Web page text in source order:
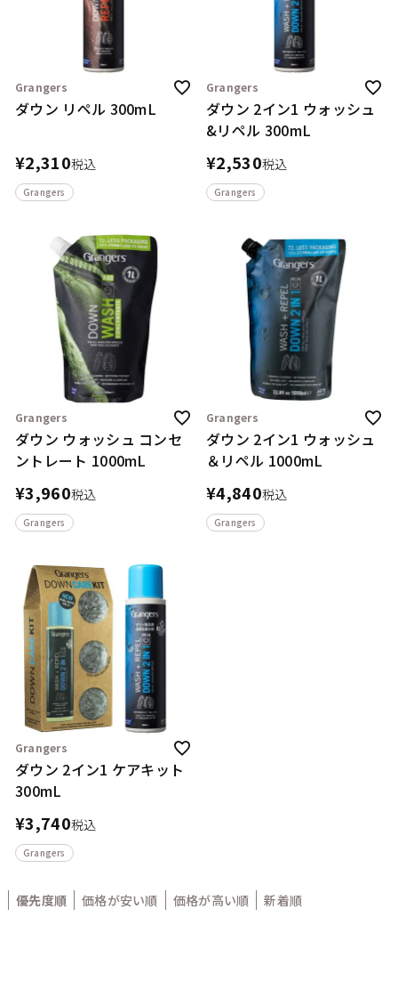
Grangers
ダウン リペル 300mL
¥2,310税込
Grangers
Grangers
ダウン 2イン1 ウォッシュ
&リペル 300mL
¥2,530税込
Grangers
Grangers
ダウン ウォッシュ コンセ
ントレート 1000mL
¥3,960税込
Grangers
Grangers
ダウン 2イン1 ウォッシュ
＆リペル 1000mL
¥4,840税込
Grangers
Grangers
ダウン 2イン1 ケアキット
300mL
¥3,740税込
Grangers
優先度順 価格が安い順 価格が高い順 新着順